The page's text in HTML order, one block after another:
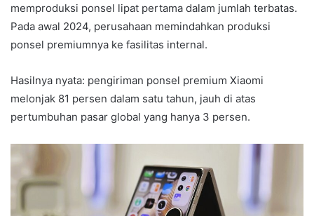
memproduksi ponsel lipat pertama dalam jumlah terbatas.
Pada awal 2024, perusahaan memindahkan produksi
ponsel premiumnya ke fasilitas internal.
Hasilnya nyata: pengiriman ponsel premium Xiaomi
melonjak 81 persen dalam satu tahun, jauh di atas
pertumbuhan pasar global yang hanya 3 persen.